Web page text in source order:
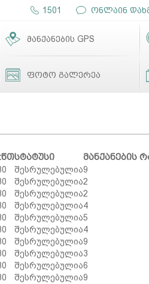
ონლაინ
1501
მანქანების GPS
ფოტო გალერეა
სტატუსი მანქანების
შესრულებულია9
შესრულებულია2
შესრულებულია2
შესრულებულია4
შესრულებულია5
შესრულებულია4
შესრულებულია9
შესრულებულია3
შესრულებულია6
შესრულებულია9